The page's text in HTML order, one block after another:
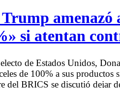
amenazó
si atentan
de Estados Unidos,
de 100% a sus
del BRICS se discutió dejar